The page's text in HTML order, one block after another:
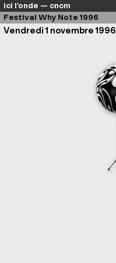
ici l’onde — cncm
Festival Why Note 1996
Vendredi 1 novembre 1996